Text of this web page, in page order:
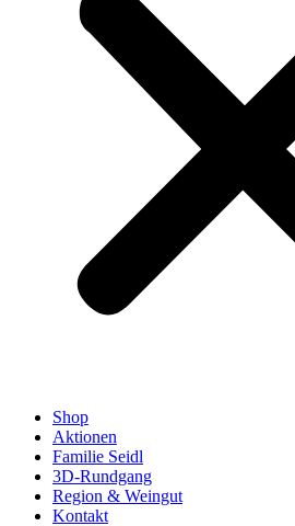
Shop
Aktionen
Familie Seidl
3D-Rundgang
Region & Weingut
Kontakt